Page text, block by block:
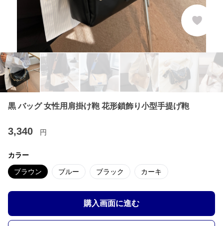
黒 バッグ 女性用肩掛け鞄 花形鎖飾り小型手提げ鞄
3,340 円
カラー
ブラウン ブルー ブラック カーキ
購入画面に進む